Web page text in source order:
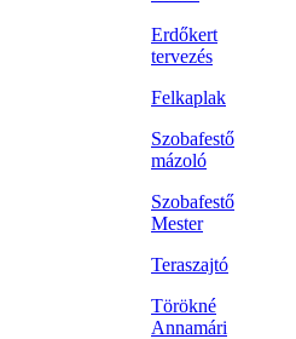
Erdőkert
tervezés
Felkaplak
Szobafestő
mázoló
Szobafestő
Mester
Teraszajtó
Törökné
Annamári